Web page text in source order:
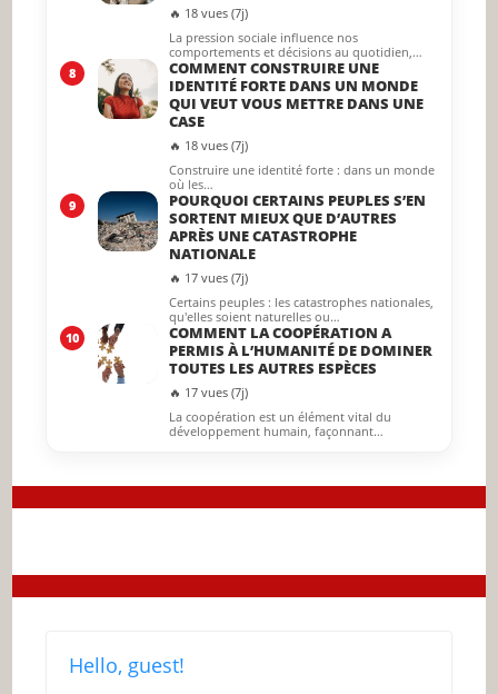
🔥 18 vues (7j)
La pression sociale influence nos
comportements et décisions au quotidien,…
8
COMMENT CONSTRUIRE UNE
IDENTITÉ FORTE DANS UN MONDE
QUI VEUT VOUS METTRE DANS UNE
CASE
🔥 18 vues (7j)
Construire une identité forte : dans un monde
où les…
9
POURQUOI CERTAINS PEUPLES S’EN
SORTENT MIEUX QUE D’AUTRES
APRÈS UNE CATASTROPHE
NATIONALE
🔥 17 vues (7j)
Certains peuples : les catastrophes nationales,
qu'elles soient naturelles ou…
10
COMMENT LA COOPÉRATION A
PERMIS À L’HUMANITÉ DE DOMINER
TOUTES LES AUTRES ESPÈCES
🔥 17 vues (7j)
La coopération est un élément vital du
développement humain, façonnant…
Hello, guest!